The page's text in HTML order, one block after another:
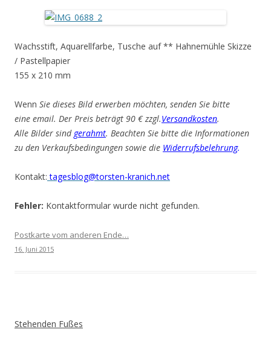
Wachsstift, Aquarellfarbe, Tusche auf ** Hahnemühle Skizze
/ Pastellpapier
155 x 210 mm
Wenn Sie dieses Bild erwerben möchten, senden Sie bitte
eine email. Der Preis beträgt 90 € zzgl.Versandkosten.
Alle Bilder sind gerahmt. Beachten Sie bitte die Informationen
zu den Verkaufsbedingungen sowie die Widerrufsbelehrung.
Kontakt: tagesblog@torsten-kranich.net
Fehler: Kontaktformular wurde nicht gefunden.
Postkarte vom anderen Ende…
16. Juni 2015
Stehenden Fußes